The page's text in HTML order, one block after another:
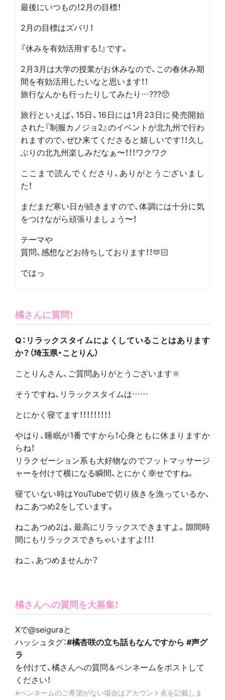
最後にいつもの！2月の目標！
2月の目標はズバリ！
『休みを有効活用する！』です。
2月3月は大学の授業がお休みなので、この春休み期
間を有効活用したいなと思います！！
旅行なんかも行ったりしてみたり…???🥺
旅行といえば、15日、16日には1月23日に発売開始
された『制服カノジョ2』のイベントが北九州で行わ
れますので、ぜひ来てくださると嬉しいです！！久し
ぶりの北九州楽しみだなぁ〜！！！ワクワク
ここまで読んでくださり、ありがとうございまし
た！
まだまだ寒い日が続きますので、体調には十分に気
をつけながら頑張りましょう〜！
テーマや
質問、感想などお待ちしております！！🫶🏻
ではっ
橘さんに質問！
Q：リラックスタイムによくしていることはあります
か？（埼玉県・ことりん）
ことりんさん、ご質問ありがとうございます🔆
そうですね、リラックスタイムは……
とにかく寝てます！！！！！！！！！
やはり、睡眠が1番ですから！心身ともに休まりますか
らね！
リラクゼーション系も大好物なのでフットマッサージ
ャーを付けて横になる瞬間、とにかく幸せですね。
寝ていない時はYouTubeで切り抜きを漁っているか、
ねこあつめ2をしています。
ねこあつめ2は、最高にリラックスできますよ。隙間時
間にもリラックスできちゃいますよ！！！
ねこ、あつめませんか？
橘さんへの質問を大募集！
Xで@seiguraと
ハッシュタグ：#橘杏咲の立ち話もなんですから #声グ
ラ
を付けて、橘さんへの質問＆ペンネームをポストして
ください！
※ペンネームのご希望がない場合はアカウント名を記載しま